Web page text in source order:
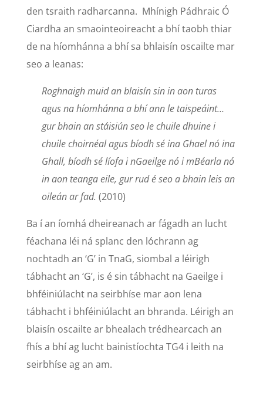
den tsraith radharcanna. Mhínigh Pádhraic Ó
Ciardha an smaointeoireacht a bhí taobh thiar
de na híomhánna a bhí sa bhlaisín oscailte mar
seo a leanas:
Roghnaigh muid an blaisín sin in aon turas
agus na híomhánna a bhí ann le taispeáint…
gur bhain an stáisiún seo le chuile dhuine i
chuile choirnéal agus bíodh sé ina Ghael nó ina
Ghall, bíodh sé líofa i nGaeilge nó i mBéarla nó
in aon teanga eile, gur rud é seo a bhain leis an
oileán ar fad. (2010)
Ba í an íomhá dheireanach ar fágadh an lucht
féachana léi ná splanc den lóchrann ag
nochtadh an ‘G’ in TnaG, siombal a léirigh
tábhacht an ‘G’, is é sin tábhacht na Gaeilge i
bhféiniúlacht na seirbhíse mar aon lena
tábhacht i bhféiniúlacht an bhranda. Léirigh an
blaisín oscailte ar bhealach trédhearcach an
fhís a bhí ag lucht bainistíochta TG4 i leith na
seirbhíse ag an am.